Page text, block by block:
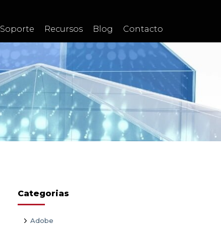
Soporte Recursos Blog Contacto
Categorias
Adobe